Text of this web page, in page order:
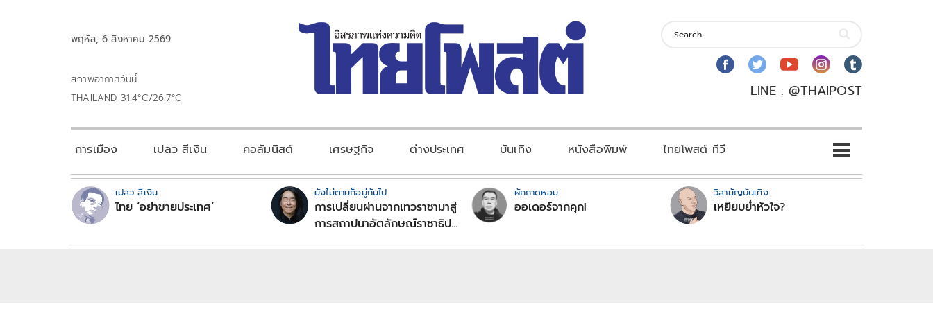
พฤหัส, 6 สิงหาคม 2569
สภาพอากาศวันนี้
THAILAND 31.4°C/26.7°C
LINE : @THAIPOST
การเมือง เปลว สีเงิน คอลัมนิสต์ เศรษฐกิจ ต่างประเทศ บันเทิง หนังสือพิมพ์ ไทยโพสต์ ทีวี
เปลว สีเงิน
ไทย ‘อย่าขายประเทศ’
ยังไม่ตายก็อยู่กันไป
การเปลี่ยนผ่านจากเทวราชามาสู่
การสถาปนาอัตลักษณ์ราชาธิป
ผักกาดหอม
ออเดอร์จากคุก!
วิสามัญบันเทิง
เหยียบย่ำหัวใจ?